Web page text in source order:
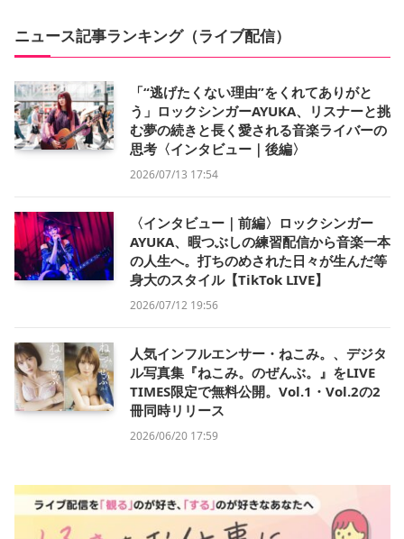
ニュース記事ランキング（ライブ配信）
「“逃げたくない理由”をくれてありがと
う」ロックシンガーAYUKA、リスナーと挑
む夢の続きと長く愛される音楽ライバーの
思考〈インタビュー｜後編〉
2026/07/13 17:54
〈インタビュー｜前編〉ロックシンガー
AYUKA、暇つぶしの練習配信から音楽一本
の人生へ。打ちのめされた日々が生んだ等
身大のスタイル【TikTok LIVE】
2026/07/12 19:56
人気インフルエンサー・ねこみ。、デジタ
ル写真集『ねこみ。のぜんぶ。』をLIVE
TIMES限定で無料公開。Vol.1・Vol.2の2
冊同時リリース
2026/06/20 17:59